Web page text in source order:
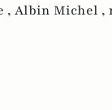
, Albin Michel ,